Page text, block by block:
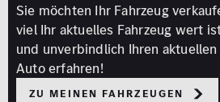
Sie möchten Ihr Fahrzeug
viel Ihr aktuelles Fahrzeug wert
und unverbindlich Ihren
Auto erfahren!
Zu meinen Fahrzeugen